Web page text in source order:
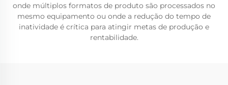
onde múltiplos formatos de produto são processados no
mesmo equipamento ou onde a redução do tempo de
inatividade é crítica para atingir metas de produção e
rentabilidade.